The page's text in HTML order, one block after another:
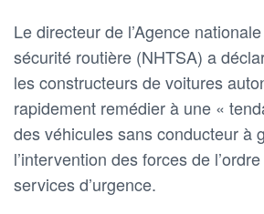
Le directeur de l’Agence
sécurité routière (NHTSA) a
les constructeurs de voitures
rapidement remédier à une «
des véhicules sans conducteur à
l’intervention des forces de
services d’urgence.